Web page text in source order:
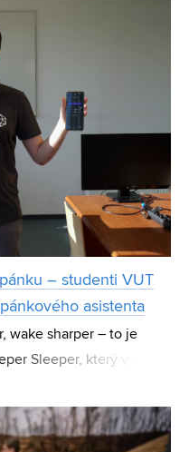
– studenti VUT
asistenta
wake sharper – to je
Sleeper, který využívá
prototy